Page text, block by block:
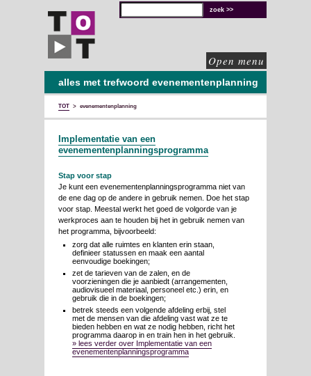
voor
culturele
sector
Open menu
alles met trefwoord evenementenplanning
TOT > evenementenplanning
Implementatie van een
evenementenplanningsprogramma
Stap voor stap
Je kunt een evenementenplanningsprogramma niet van
de ene dag op de andere in gebruik nemen. Doe het stap
voor stap. Meestal werkt het goed de volgorde van je
werkproces aan te houden bij het in gebruik nemen van
het programma, bijvoorbeeld:
zorg dat alle ruimtes en klanten erin staan,
definieer statussen en maak een aantal
eenvoudige boekingen;
zet de tarieven van de zalen, en de
voorzieningen die je aanbiedt (arrangementen,
audiovisueel materiaal, personeel etc.) erin, en
gebruik die in de boekingen;
betrek steeds een volgende afdeling erbij, stel
met de mensen van die afdeling vast wat ze te
bieden hebben en wat ze nodig hebben, richt het
programma daarop in en train hen in het gebruik.
» lees verder over Implementatie van een
evenementenplanningsprogramma